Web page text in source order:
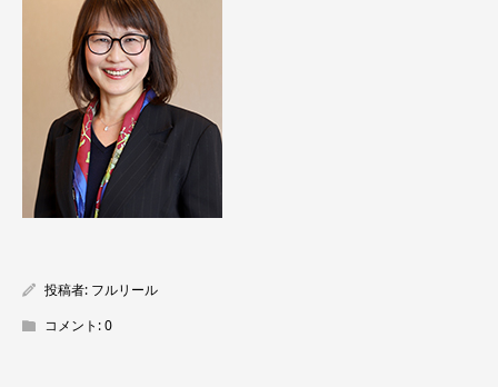
投稿者: フルリール
コメント:0